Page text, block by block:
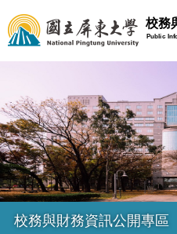
跳
到
主
容
區
校務
Public
校務與財務資訊公開專區